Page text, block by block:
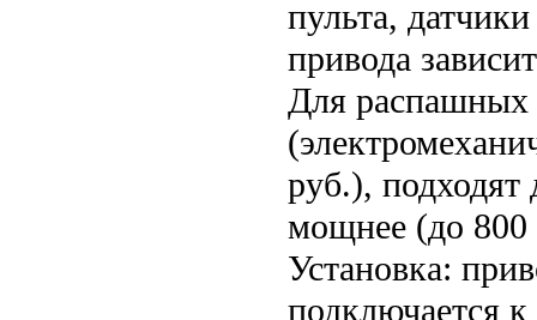
пульта,
привода
Для
руб.),
мощнее (до 800
Установка:
подключается